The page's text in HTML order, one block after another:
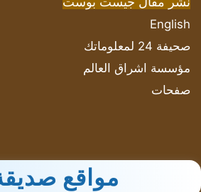
English
صحيفة 24 لمعلوماتك
مؤسسة اشراق العالم
صفحات
مواقع